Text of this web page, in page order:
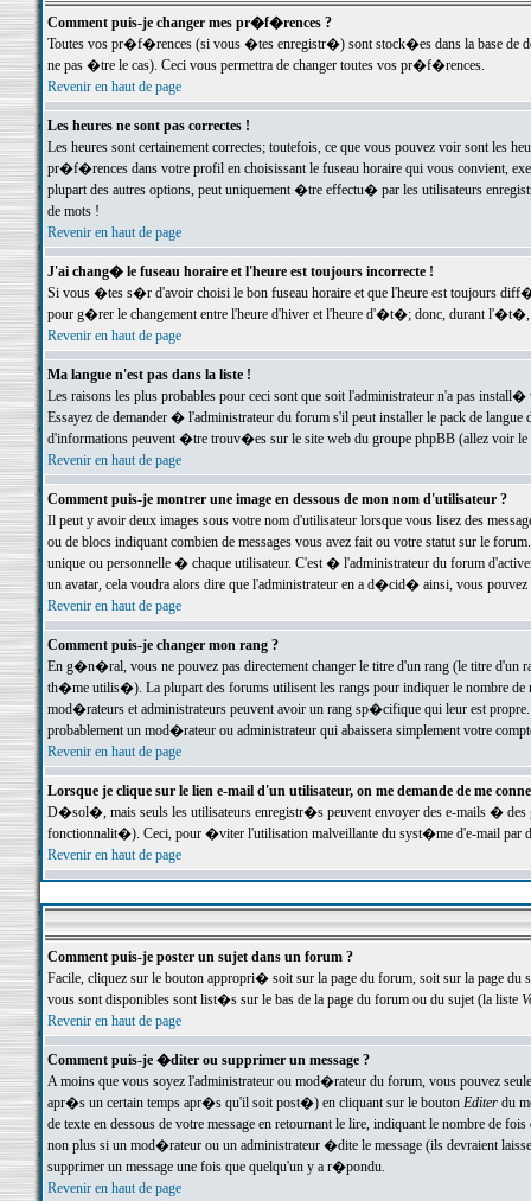
Comment puis-je changer mes pr�f�rences ?
Toutes vos pr�f�rences (si vous �tes enregistr�) sont stock�es dans la base de
ne pas �tre le cas). Ceci vous permettra de changer toutes vos pr�f�rences.
Revenir en haut de page
Les heures ne sont pas correctes !
Les heures sont certainement correctes; toutefois, ce que vous pouvez voir sont
pr�f�rences dans votre profil en choisissant le fuseau horaire qui vous convient,
plupart des autres options, peut uniquement �tre effectu� par les utilisateurs
de mots !
Revenir en haut de page
J'ai chang� le fuseau horaire et l'heure est toujours incorrecte !
Si vous �tes s�r d'avoir choisi le bon fuseau horaire et que l'heure est toujours
pour g�rer le changement entre l'heure d'hiver et l'heure d'�t�; donc, durant
Revenir en haut de page
Ma langue n'est pas dans la liste !
Les raisons les plus probables pour ceci sont que soit l'administrateur n'a pas
Essayez de demander � l'administrateur du forum s'il peut installer le pack de
d'informations peuvent �tre trouv�es sur le site web du groupe phpBB (allez voir le
Revenir en haut de page
Comment puis-je montrer une image en dessous de mon nom d'utilisateur ?
Il peut y avoir deux images sous votre nom d'utilisateur lorsque vous lisez des
ou de blocs indiquant combien de messages vous avez fait ou votre statut sur le
unique ou personnelle � chaque utilisateur. C'est � l'administrateur du forum
un avatar, cela voudra alors dire que l'administrateur en a d�cid� ainsi, vous
Revenir en haut de page
Comment puis-je changer mon rang ?
En g�n�ral, vous ne pouvez pas directement changer le titre d'un rang (le titre d'un
th�me utilis�). La plupart des forums utilisent les rangs pour indiquer le nombre de
mod�rateurs et administrateurs peuvent avoir un rang sp�cifique qui leur est
probablement un mod�rateur ou administrateur qui abaissera simplement votre
Revenir en haut de page
Lorsque je clique sur le lien e-mail d'un utilisateur, on me demande de me
D�sol�, mais seuls les utilisateurs enregistr�s peuvent envoyer des e-mails �
fonctionnalit�). Ceci, pour �viter l'utilisation malveillante du syst�me d'e-mail par
Revenir en haut de page
Comment puis-je poster un sujet dans un forum ?
Facile, cliquez sur le bouton appropri� soit sur la page du forum, soit sur la page du
vous sont disponibles sont list�s sur le bas de la page du forum ou du sujet (la liste
Revenir en haut de page
Comment puis-je �diter ou supprimer un message ?
A moins que vous soyez l'administrateur ou mod�rateur du forum, vous pouvez
apr�s un certain temps apr�s qu'il soit post�) en cliquant sur le bouton Editerdu
de texte en dessous de votre message en retournant le lire, indiquant le nombre
non plus si un mod�rateur ou un administrateur �dite le message (ils devraient
supprimer un message une fois que quelqu'un y a r�pondu.
Revenir en haut de page